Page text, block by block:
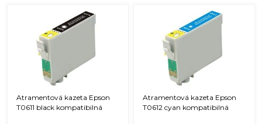
Atramentová kazeta Epson
T0611 black kompatibilná
Atramentová kazeta Epson
T0612 cyan kompatibilná